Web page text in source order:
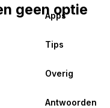
Apps
Tips
Overig
Antwoorden
geen optie